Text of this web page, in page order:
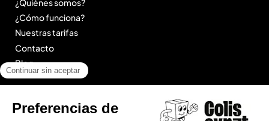
¿Quiénes somos?
¿Cómo funciona?
Nuestras tarifas
Contacto
Blog
Menciones legales